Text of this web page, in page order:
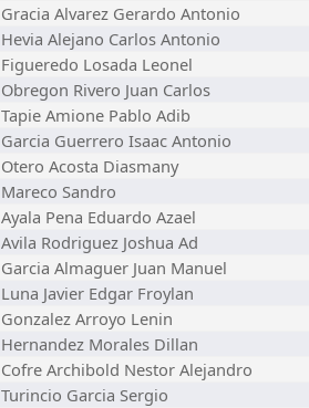
Gracia Alvarez Gerardo Antonio
Hevia Alejano Carlos Antonio
Figueredo Losada Leonel
Obregon Rivero Juan Carlos
Tapie Amione Pablo Adib
Garcia Guerrero Isaac Antonio
Otero Acosta Diasmany
Mareco Sandro
Ayala Pena Eduardo Azael
Avila Rodriguez Joshua Ad
Garcia Almaguer Juan Manuel
Luna Javier Edgar Froylan
Gonzalez Arroyo Lenin
Hernandez Morales Dillan
Cofre Archibold Nestor Alejandro
Turincio Garcia Sergio